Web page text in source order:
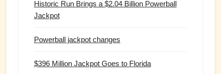
Historic Run Brings a $2.04 Billion Powerball
Jackpot
Powerball jackpot changes
$396 Million Jackpot Goes to Florida